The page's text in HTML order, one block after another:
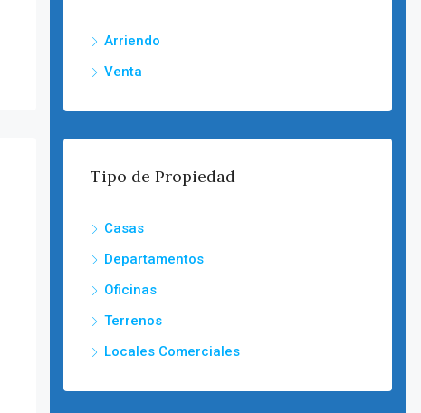
Arriendo
Venta
Tipo de Propiedad
Casas
Departamentos
Oficinas
Terrenos
Locales Comerciales